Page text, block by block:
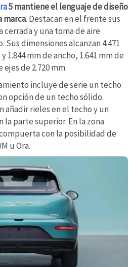
5 mantiene el lenguaje de diseño
marca. Destacan en el frente sus
cerrada y una toma de aire
dimensiones alcanzan 4.471
1.844 mm de ancho, 1.641 mm de
de 2.720 mm.
incluye de serie un techo
opción de un techo sólido.
añadir rieles en el techo y un
la parte superior. En la zona
con la posibilidad de
u Ora.